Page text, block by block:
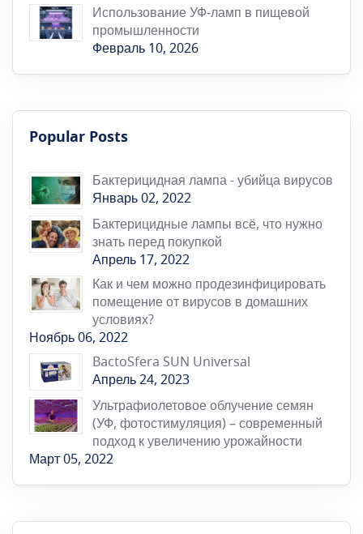
Использование УФ‑ламп в пищевой
промышленности
Февраль 10, 2026
Popular Posts
Бактерицидная лампа - убийца вирусов
Январь 02, 2022
Бактерицидные лампы всё, что нужно
знать перед покупкой
Апрель 17, 2022
Как и чем можно продезинфицировать
помещение от вирусов в домашних
условиях?
Ноябрь 06, 2022
BactoSfera SUN Universal
Апрель 24, 2023
Ультрафиолетовое облучение семян
(УФ, фотостимуляция) – современный
подход к увеличению урожайности
Март 05, 2022